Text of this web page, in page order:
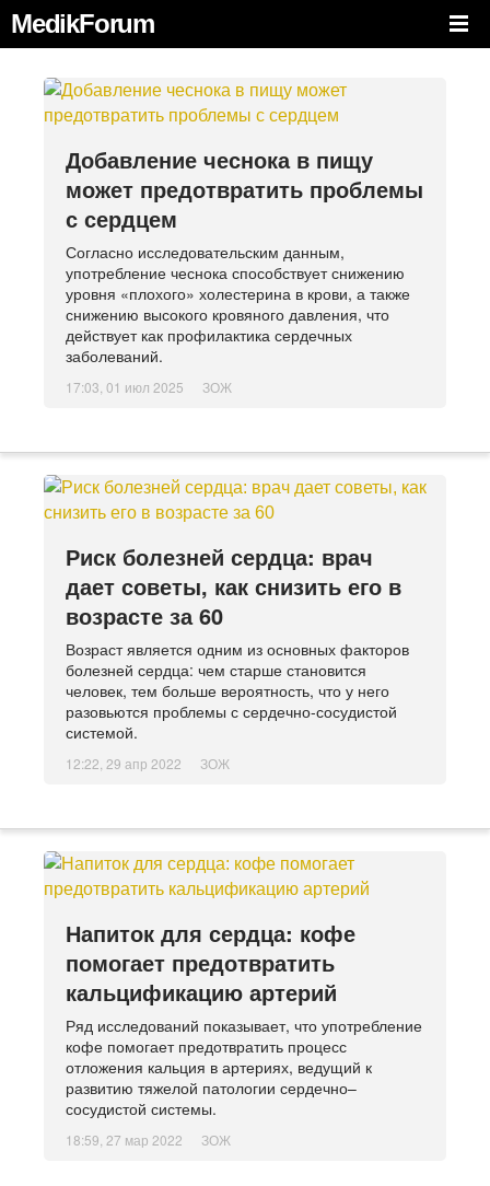
MedikForum
Добавление чеснока в пищу
может предотвратить проблемы
с сердцем
Согласно исследовательским данным,
употребление чеснока способствует снижению
уровня «плохого» холестерина в крови, а также
снижению высокого кровяного давления, что
действует как профилактика сердечных
заболеваний.
17:03, 01 июл 2025 ЗОЖ
Риск болезней сердца: врач
дает советы, как снизить его в
возрасте за 60
Возраст является одним из основных факторов
болезней сердца: чем старше становится
человек, тем больше вероятность, что у него
разовьются проблемы с сердечно-сосудистой
системой.
12:22, 29 апр 2022 ЗОЖ
Напиток для сердца: кофе
помогает предотвратить
кальцификацию артерий
Ряд исследований показывает, что употребление
кофе помогает предотвратить процесс
отложения кальция в артериях, ведущий к
развитию тяжелой патологии сердечно–
сосудистой системы.
18:59, 27 мар 2022 ЗОЖ